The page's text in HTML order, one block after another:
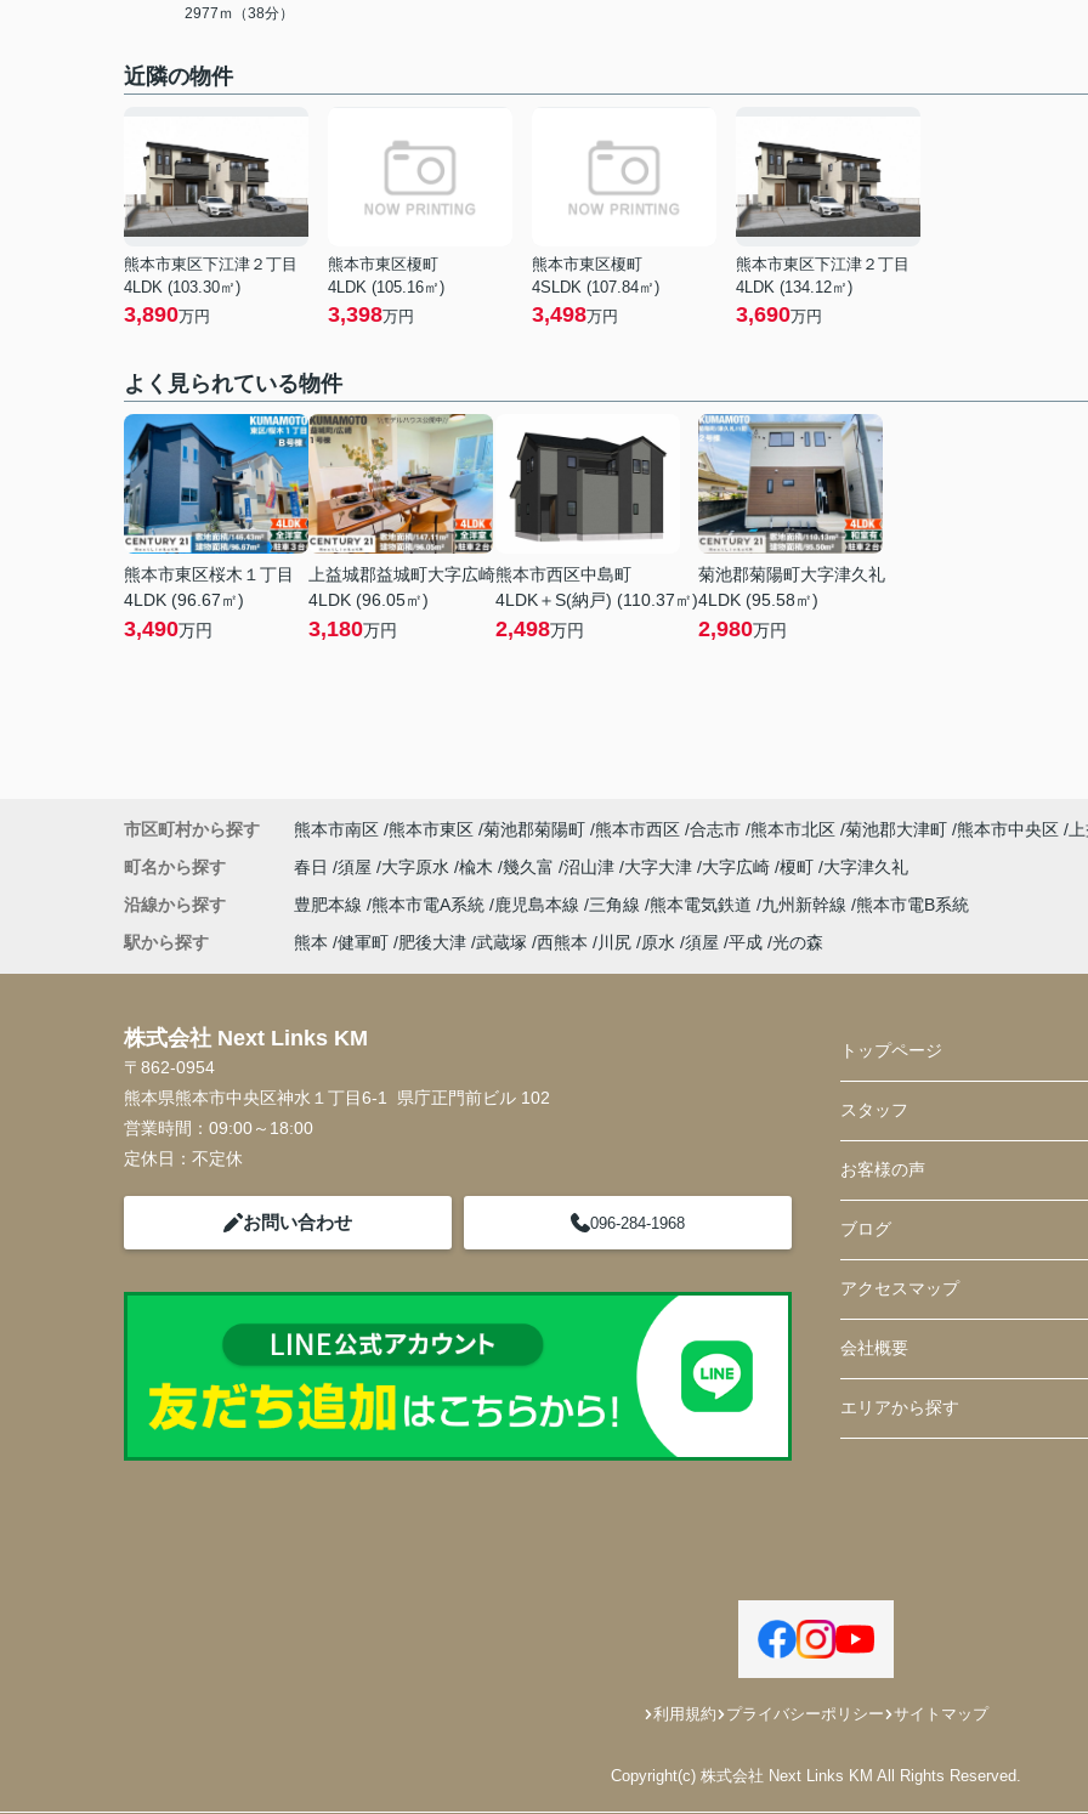
2977ｍ（38分）
近隣の物件
熊本市東区下江津２丁目
4LDK (103.30㎡)
3,890万円
熊本市東区榎町
4LDK (105.16㎡)
3,398万円
熊本市東区榎町
4SLDK (107.84㎡)
3,498万円
熊本市東区下江津２丁目
4LDK (134.12㎡)
3,690万円
よく見られている物件
熊本市東区桜木１丁目
4LDK (96.67㎡)
3,490万円
上益城郡益城町大字広崎
4LDK (96.05㎡)
3,180万円
熊本市西区中島町
4LDK＋S(納戸) (110.37㎡)
2,498万円
菊池郡菊陽町大字津久礼
4LDK (95.58㎡)
2,980万円
市区町村から探す 熊本市南区 熊本市東区 菊池郡菊陽町 熊本市西区 合志市 熊本市北区 菊池郡大津町 熊本市中央区
町名から探す
春日 須屋 大字原水 楡木 幾久富 沼山津 大字大津 大字広崎 榎町 大字津久礼
沿線から探す
豊肥本線 熊本市電A系統 鹿児島本線 三角線 熊本電気鉄道 九州新幹線 熊本市電B系統
駅から探す
熊本 健軍町 肥後大津 武蔵塚 西熊本 川尻 原水 須屋 平成 光の森
株式会社 Next Links KM
〒862-0954
熊本県熊本市中央区神水１丁目6-1 県庁正門前ビル 102
営業時間： 09:00～18:00
定休日： 不定休
お問い合わせ 096-284-1968
トップページ
スタッフ
お客様の声
ブログ
アクセスマップ
会社概要
エリアから探す
利用規約 プライバシーポリシー サイトマップ
Copyright(c) 株式会社 Next Links KM All Rights Reserved.